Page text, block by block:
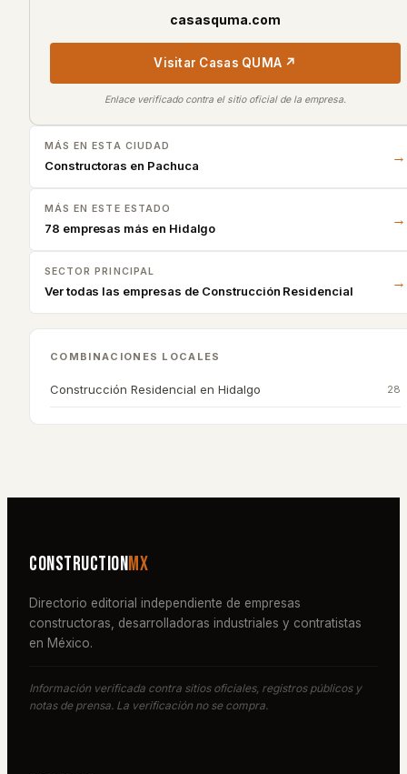
casasquma.com
Visitar Casas QUMA ↗
Enlace verificado contra el sitio oficial de la empresa.
MÁS EN ESTA CIUDAD
Constructoras en Pachuca →
MÁS EN ESTE ESTADO
78 empresas más en Hidalgo →
SECTOR PRINCIPAL
Ver todas las empresas de Construcción Residencial →
COMBINACIONES LOCALES
Construcción Residencial en Hidalgo 28
ConstructionMX
Directorio editorial independiente de empresas
constructoras, desarrolladoras industriales y contratistas
en México.
Información verificada contra sitios oficiales, registros públicos y
notas de prensa. La verificación no se compra.